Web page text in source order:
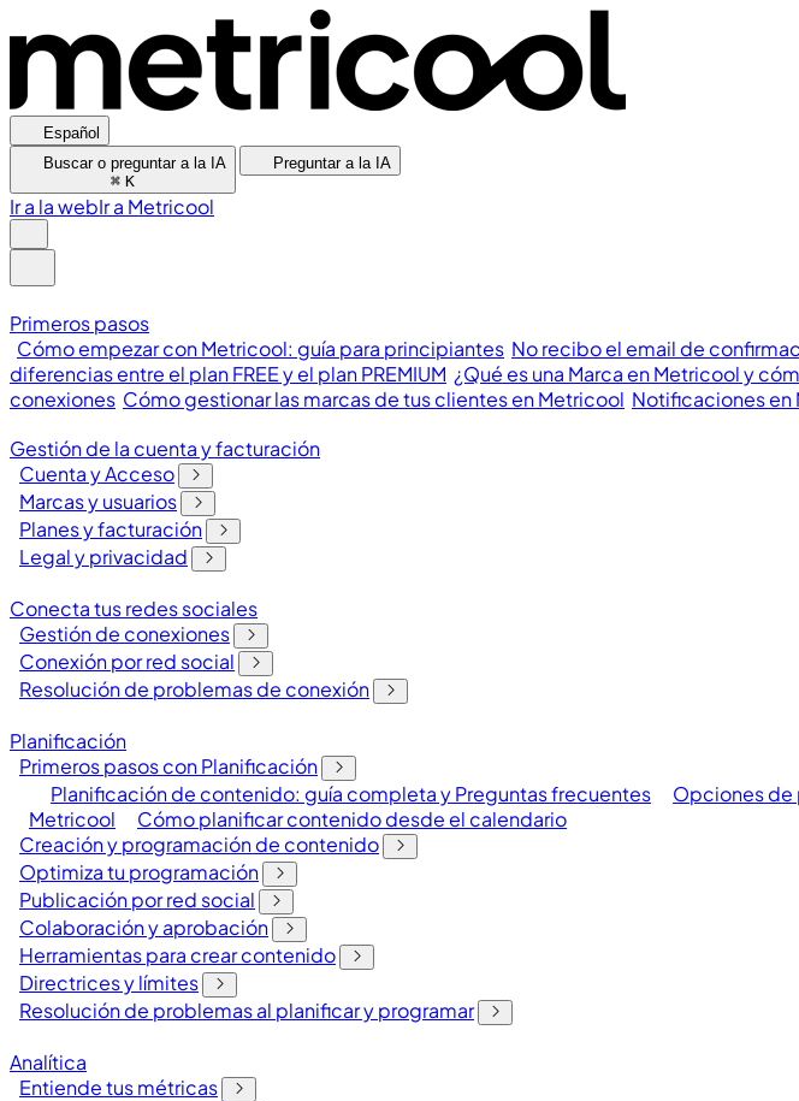
Español
Buscar o preguntar a la IA
⌘ K
Preguntar a la IA
Ir a la webIr a Metricool
Primeros pasos
Cómo empezar con Metricool: guía para principiantes No recibo el email de
diferencias entre el plan FREE y el plan PREMIUM ¿Qué es una Marca en Metricool y
conexiones Cómo gestionar las marcas de tus clientes en Metricool Notificaciones
Gestión de la cuenta y facturación
Cuenta y Acceso
Marcas y usuarios
Planes y facturación
Legal y privacidad
Conecta tus redes sociales
Gestión de conexiones
Conexión por red social
Resolución de problemas de conexión
Planificación
Primeros pasos con Planificación
Planificación de contenido: guía completa y Preguntas frecuentes
Opciones de
Metricool
Cómo planificar contenido desde el calendario
Creación y programación de contenido
Optimiza tu programación
Publicación por red social
Colaboración y aprobación
Herramientas para crear contenido
Directrices y límites
Resolución de problemas al planificar y programar
Analítica
Entiende tus métricas